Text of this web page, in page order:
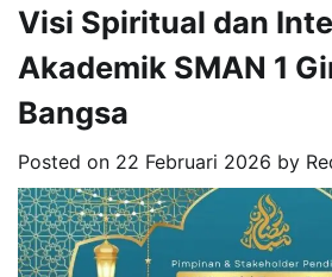
Visi Spiritual dan
Akademik SMAN 1
Bangsa
Posted on 22 Februari 2026 by